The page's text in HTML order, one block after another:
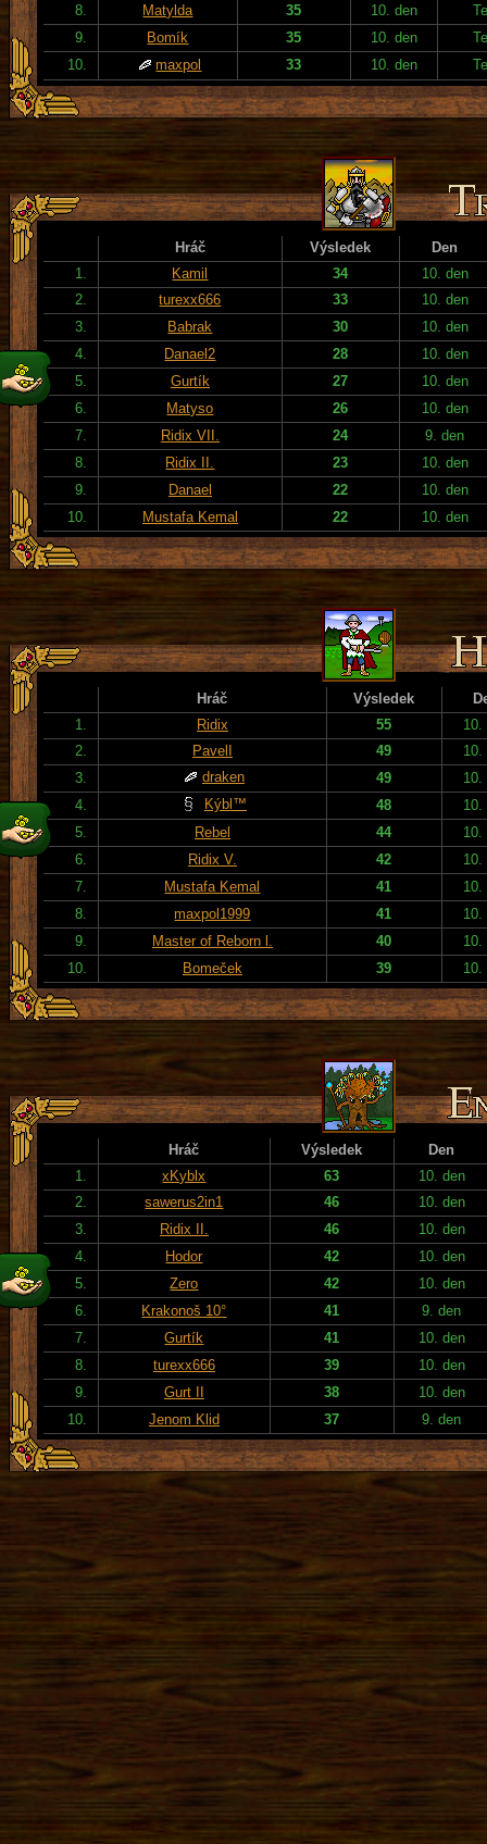
8.
Matylda 35 10. den
9.
Bomík 35 10. den
10.
maxpol 33 10. den
Hráč Výsledek
Den
1.
Kamil 34
10. den
2.
turexx666 33
10. den
3.
Babrak 30
10. den
4.
Danael2 28
10. den
5.
Gurtík 27
10. den
6.
Matyso 26
10. den
7.
Ridix VII. 24
9. den
8.
Ridix II. 23
10. den
9.
Danael 22
10. den
10.
Mustafa Kemal 22 10. den
Hráč Výsledek
1.
Ridix 55
10.
2.
PavelI 49
10.
3.
draken 49
10.
4.
Kýbl™ 48
10.
5.
Rebel 44
10.
6.
Ridix V. 42
10.
7.
Mustafa Kemal 41
10.
8.
maxpol1999 41
10.
9.
Master of Reborn l. 40
10.
10.
Bomeček 39 10.
Hráč Výsledek
Den
1.
xKyblx 63
10. den
2.
sawerus2in1 46
10. den
3.
Ridix II. 46
10. den
4.
Hodor 42
10. den
5.
Zero 42
10. den
6.
Krakonoš 10° 41
9. den
7.
Gurtík 41
10. den
8.
turexx666 39
10. den
9.
Gurt II 38
10. den
10.
Jenom Klid 37 9. den